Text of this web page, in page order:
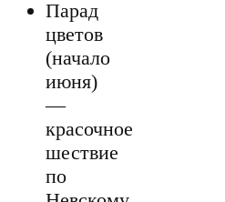
Парад
цветов
(начало
июня)
—
красочное
шествие
по